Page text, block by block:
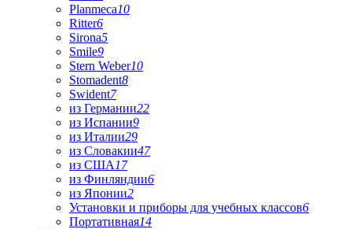
Planmeca10
Ritter6
Sirona5
Smile9
Stern Weber10
Stomadent8
Swident7
из Германии22
из Испании9
из Италии29
из Словакии47
из США 17
из Финляндии6
из Японии2
Установки и приборы для учебных классов6
Портативная14